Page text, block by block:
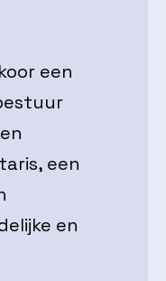
een
een
en